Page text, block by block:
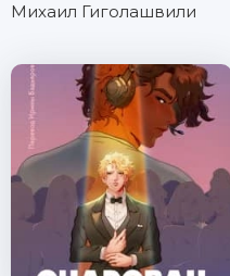
Михаил Гиголашвили